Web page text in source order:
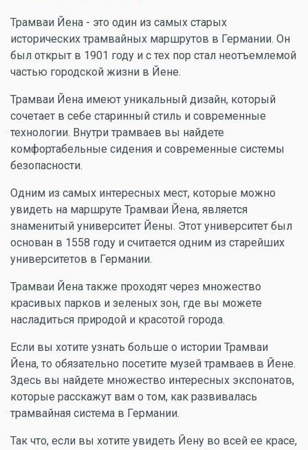
Трамваи Йена - это один из самых старых
исторических трамвайных маршрутов в Германии. Он
был открыт в 1901 году и с тех пор стал неотъемлемой
частью городской жизни в Йене.
Трамваи Йена имеют уникальный дизайн, который
сочетает в себе старинный стиль и современные
технологии. Внутри трамваев вы найдете
комфортабельные сидения и современные системы
безопасности.
Одним из самых интересных мест, которые можно
увидеть на маршруте Трамваи Йена, является
знаменитый университет Йены. Этот университет был
основан в 1558 году и считается одним из старейших
университетов в Германии.
Трамваи Йена также проходят через множество
красивых парков и зеленых зон, где вы можете
насладиться природой и красотой города.
Если вы хотите узнать больше о истории Трамваи
Йена, то обязательно посетите музей трамваев в Йене.
Здесь вы найдете множество интересных экспонатов,
которые расскажут вам о том, как развивалась
трамвайная система в Германии.
Так что, если вы хотите увидеть Йену во всей ее красе,